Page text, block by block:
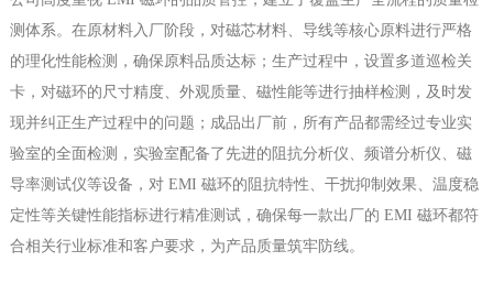
测体系。在原材料入厂阶段，对磁芯材料、导线等核心原料进行严格
的理化性能检测，确保原料品质达标；生产过程中，设置多道巡检关
卡，对磁环的尺寸精度、外观质量、磁性能等进行抽样检测，及时发
现并纠正生产过程中的问题；成品出厂前，所有产品都需经过专业实
验室的全面检测，实验室配备了先进的阻抗分析仪、频谱分析仪、磁
导率测试仪等设备，对 EMI 磁环的阻抗特性、干扰抑制效果、温度稳
定性等关键性能指标进行精准测试，确保每一款出厂的 EMI 磁环都符
合相关行业标准和客户要求，为产品质量筑牢防线。